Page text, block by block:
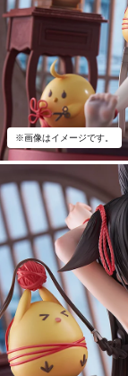
※画像はイメージです。